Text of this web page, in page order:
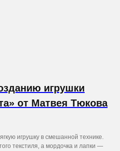
игрушки
от Матвея Тюкова
игрушку в смешанной технике.
текстиля, а мордочка и лапки —